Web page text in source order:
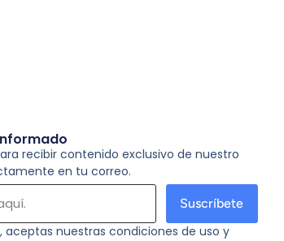
recibir contenido exclusivo de nuestro
en tu correo.
Suscríbete
aceptas nuestras condiciones de uso y